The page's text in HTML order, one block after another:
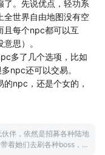
，便可挑战武林高手、
、风霜雨雪的环境变
做到了武侠游戏最珍
自己的侠生。热爱单
过。
了。先说优点，轻功系
全世界自由地图没有空
且每个npc都可以互
思）。
多了几个选项，比如
npc还可以交易。
npc，还是个女的，
好感度，再跟她结
选项依然存在…
的美女去各大城镇乱
伴，依然是招募各种陆地
着她们去刷各种boss，争